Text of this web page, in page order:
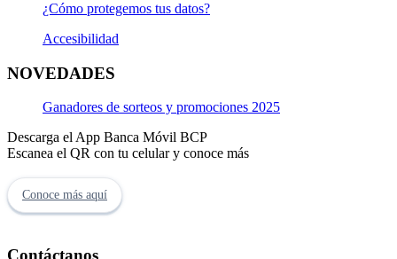
¿Cómo protegemos tus datos?
Accesibilidad
NOVEDADES
Ganadores de sorteos y promociones 2025
Descarga el App Banca Móvil BCP
Escanea el QR con tu celular y conoce más
Conoce más aquí
Contáctanos